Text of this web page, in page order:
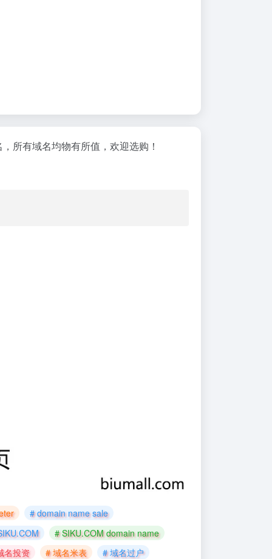
所有域名均物有所值，欢迎选购！
# domain name sale
# SIKU.COM domain name
名投资
# 域名米表 # 域名过户